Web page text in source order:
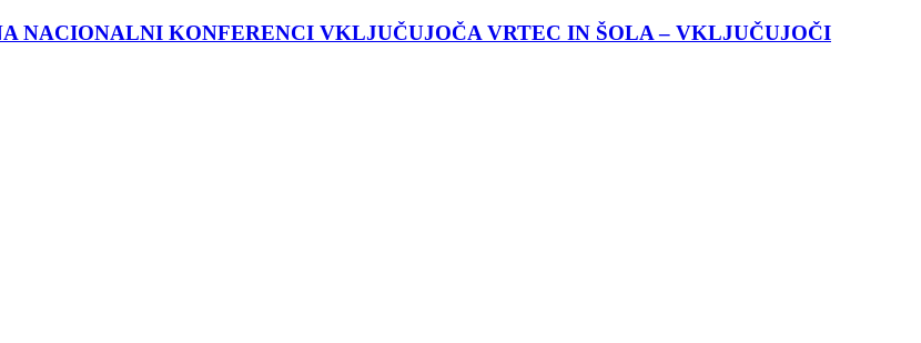
NACIONALNI KONFERENCI VKLJUČUJOČA VRTEC IN ŠOLA – VKLJUČUJOČI